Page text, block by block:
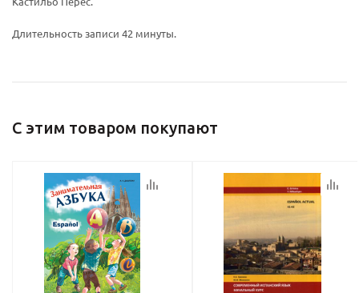
Длительность записи 42 минуты.
С этим товаром покупают